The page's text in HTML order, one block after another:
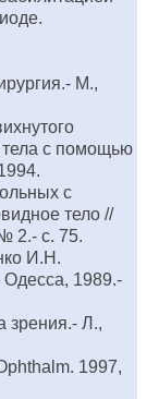
М.,
тела с помощью
с
тело //
2.- с. 75.
И.Н.
1989.-
зрения.- Л.,
1997,